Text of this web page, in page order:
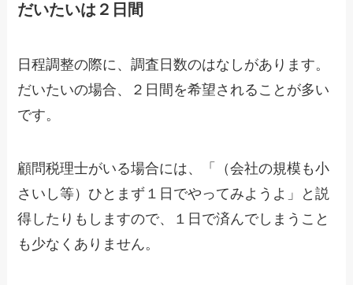
だいたいは２日間
日程調整の際に、調査日数のはなしがあります。
だいたいの場合、２日間を希望されることが多い
です。
顧問税理士がいる場合には、「（会社の規模も小
さいし等）ひとまず１日でやってみようよ」と説
得したりもしますので、１日で済んでしまうこと
も少なくありません。